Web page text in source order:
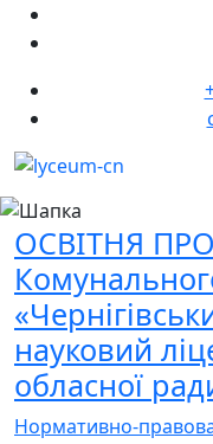
ОСВІТНЯ
науковий
обласної
Нормативно-